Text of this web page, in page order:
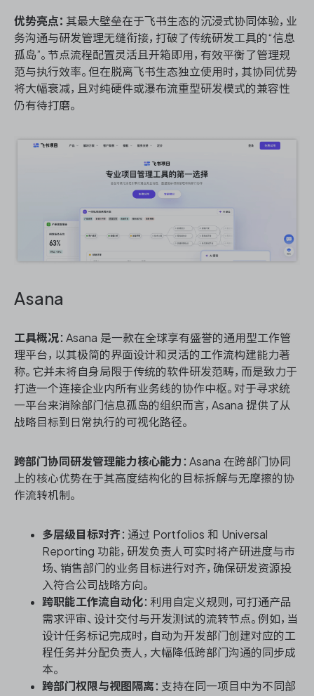
优势亮点： 其最大壁垒在于飞书生态的沉浸式协同体验，业
务沟通与研发管理无缝衔接，打破了传统研发工具的“信息
孤岛”。节点流程配置灵活且开箱即用，有效平衡了管理规
范与执行效率。但在脱离飞书生态独立使用时，其协同优势
将大幅衰减，且对纯硬件或瀑布流重型研发模式的兼容性
仍有待打磨。
Asana
工具概况：Asana 是一款在全球享有盛誉的通用型工作管
理平台，以其极简的界面设计和灵活的工作流构建能力著
称。它并未将自身局限于传统的软件研发范畴，而是致力于
打造一个连接企业内所有业务线的协作中枢。对于寻求统
一平台来消除部门信息孤岛的组织而言，Asana 提供了从
战略目标到日常执行的可视化路径。
跨部门协同研发管理能力核心能力 ：Asana 在跨部门协同
上的核心优势在于其高度结构化的目标拆解与无摩擦的协
作流转机制。
多层级目标对齐 ：通过 Portfolios 和 Universal
Reporting 功能，研发负责人可实时将产研进度与市
场、销售部门的业务目标进行对齐，确保研发资源投
入符合公司战略方向。
跨职能工作流自动化：利用自定义规则，可打通产品
需求评审、设计交付与开发测试的流转节点。例如，当
设计任务标记完成时，自动为开发部门创建对应的工
程任务并分配负责人，大幅降低跨部门沟通的同步成
本。
跨部门权限与视图隔离 ：支持在同一项目中为不同部